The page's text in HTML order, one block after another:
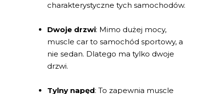
charakterystyczne tych samochodów.
Dwoje drzwi: Mimo dużej mocy,
muscle car to samochód sportowy, a
nie sedan. Dlatego ma tylko dwoje
drzwi.
Tylny napęd: To zapewnia muscle